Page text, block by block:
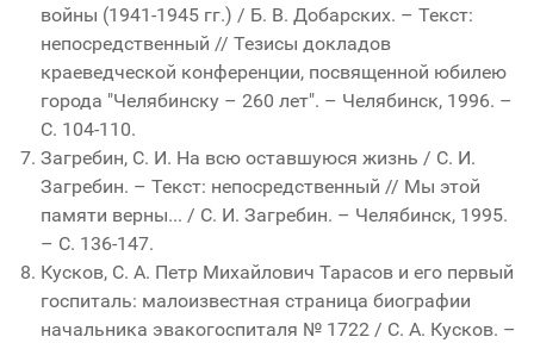
войны (1941-1945 гг.) / Б. В. Добарских. – Текст:
непосредственный // Тезисы докладов
краеведческой конференции, посвященной юбилею
города "Челябинску – 260 лет". – Челябинск, 1996. –
С. 104-110.
Загребин, С. И. На всю оставшуюся жизнь / С. И.
Загребин. – Текст: непосредственный // Мы этой
памяти верны... / С. И. Загребин. – Челябинск, 1995.
– С. 136-147.
Кусков, С. А. Петр Михайлович Тарасов и его первый
госпиталь: малоизвестная страница биографии
начальника эвакогоспиталя № 1722 / С. А. Кусков. –